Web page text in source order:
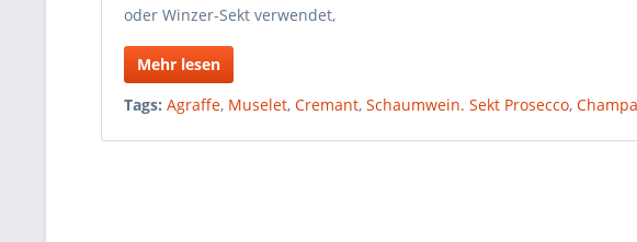
oder Winzer-Sekt verwendet,
Mehr lesen
Tags: Agraffe, Muselet, Cremant, Schaumwein. Sekt Prosecco,